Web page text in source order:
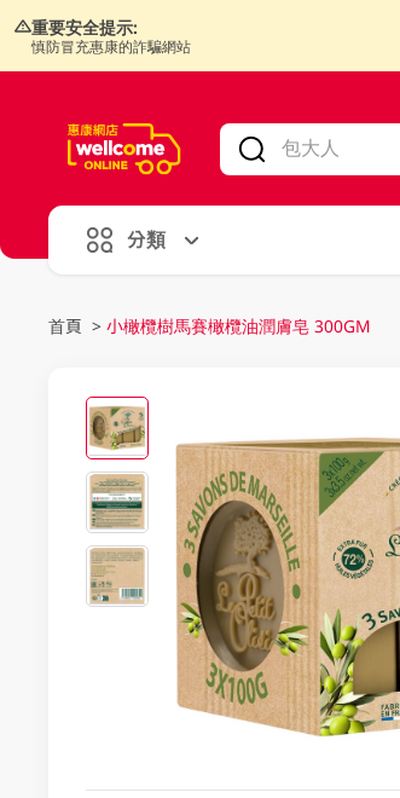
重要安全提示:
慎防冒充惠康的詐騙網站
分類
首頁 > 小橄欖樹馬賽橄欖油潤膚皂 300GM